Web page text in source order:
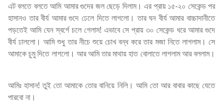
এট বলতে বলতে আমি আমার গুদের জল ছেড়ে দিলাম। এর প্রায় ১৫-২০ সেকেন্ড পর
হাসানও তার বীর্য আমার গুদে ঢেলে দিতে লাগলো। তার ঘন বীর্য আমার বাচ্চাদানীতে
পড়তেই আমি যেন স্বর্গে চলে গেলাম! এভাবে সে প্রায় ৩০ সেকেন্ড ধরে আমার গুদে
বীর্য ঢাললো। আমি শুধু তার নীচে শুয়ে চোখ বন্ধ করে তার মজা নিতে লাগলাম। সে
আমাকে চুমু দিতে লাগলো। আর আমি তার মাথায় হাত বোলাতে লাগলাম আর বললাম।
আমিঃ হাসান! তুই তো আমাকে তোর বানিয়ে নিলি। আমি তো আর বাবার কাছে যেতে
পারবো না।